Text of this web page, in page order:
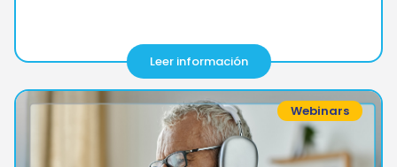
Leer información
Webinars